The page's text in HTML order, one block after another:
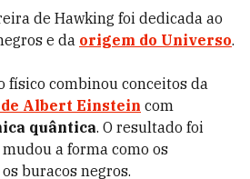
de Hawking foi dedicada ao
e da origem do Universo.
físico combinou conceitos da
Albert Einstein com
quântica. O resultado foi
a forma como os
buracos negros.